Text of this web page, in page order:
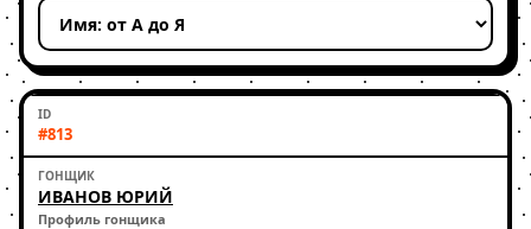
#813
ИВАНОВ ЮРИЙ
Профиль гонщика